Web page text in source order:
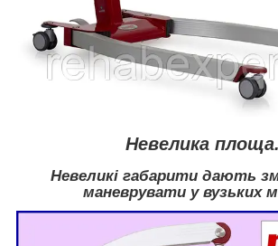
Невелика площа.
Невеликі габарити дають
маневрувати у вузьких